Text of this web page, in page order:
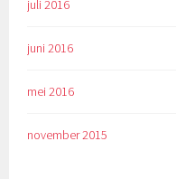
juli 2016
juni 2016
mei 2016
november 2015